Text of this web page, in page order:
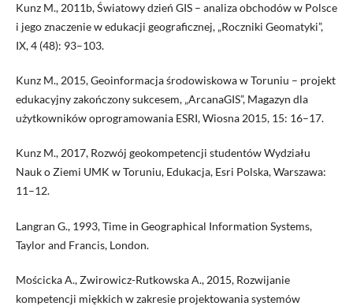
Kunz M., 2011b, Światowy dzień GIS – analiza obchodów w Polsce
i jego znaczenie w edukacji geograficznej, „Roczniki Geomatyki”,
IX, 4 (48): 93–103.
Kunz M., 2015, Geoinformacja środowiskowa w Toruniu – projekt
edukacyjny zakończony sukcesem, „ArcanaGIS”, Magazyn dla
użytkowników oprogramowania ESRI, Wiosna 2015, 15: 16–17.
Kunz M., 2017, Rozwój geokompetencji studentów Wydziału
Nauk o Ziemi UMK w Toruniu, Edukacja, Esri Polska, Warszawa:
11–12.
Langran G., 1993, Time in Geographical Information Systems,
Taylor and Francis, London.
Mościcka A., Zwirowicz-Rutkowska A., 2015, Rozwijanie
kompetencji miękkich w zakresie projektowania systemów